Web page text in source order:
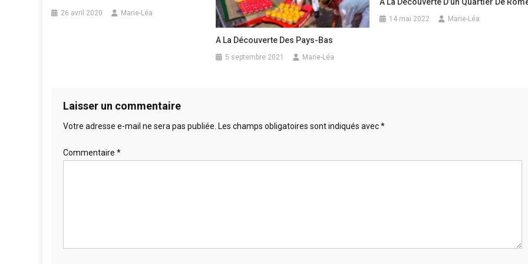
26 avril 2020 Marie-Léa
A La Découverte Des Pays-Bas
5 septembre 2021 Marie-Léa
A La Découverte D’un Quartier De
14 mai 2022 Marie-Léa
Laisser un commentaire
Votre adresse e-mail ne sera pas publiée. Les champs obligatoires sont indiqués avec*
Commentaire *